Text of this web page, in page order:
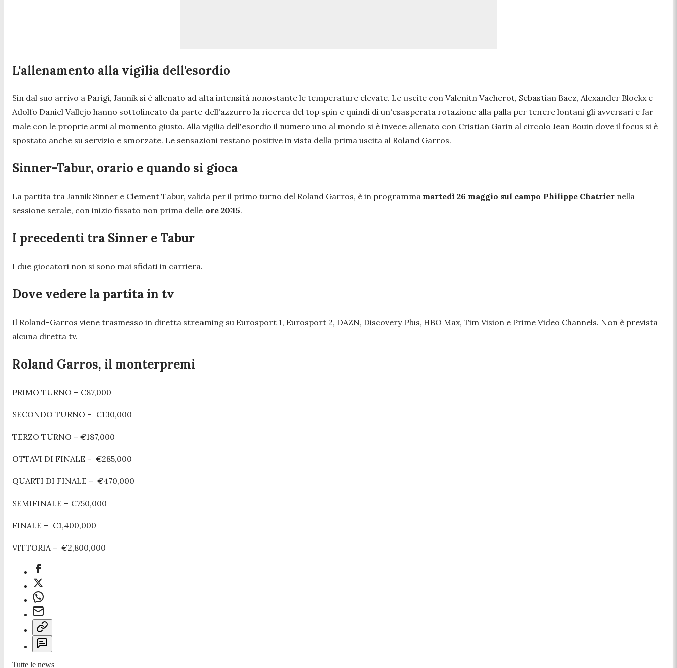
L'allenamento alla vigilia dell'esordio
Sin dal suo arrivo a Parigi, Jannik si è allenato ad alta intensità nonostante le temperature elevate. Le uscite con Valenitn Vacherot, Sebastian Baez, Alexander Blockx e
Adolfo Daniel Vallejo hanno sottolineato da parte dell'azzurro la ricerca del top spin e quindi di un'esasperata rotazione alla palla per tenere lontani gli avversari e far
male con le proprie armi al momento giusto. Alla vigilia dell'esordio il numero uno al mondo si è invece allenato con Cristian Garin al circolo Jean Bouin dove il focus si è
spostato anche su servizio e smorzate. Le sensazioni restano positive in vista della prima uscita al Roland Garros.
Sinner-Tabur, orario e quando si gioca
La partita tra Jannik Sinner e Clement Tabur, valida per il primo turno del Roland Garros, è in programma martedì 26 maggio sul campo Philippe Chatrier nella
sessione serale, con inizio fissato non prima delle ore 20:15.
I precedenti tra Sinner e Tabur
I due giocatori non si sono mai sfidati in carriera.
Dove vedere la partita in tv
Il Roland-Garros viene trasmesso in diretta streaming su Eurosport 1, Eurosport 2, DAZN, Discovery Plus, HBO Max, Tim Vision e Prime Video Channels. Non è prevista
alcuna diretta tv.
Roland Garros, il monterpremi
PRIMO TURNO – €87,000
SECONDO TURNO – €130,000
TERZO TURNO – €187,000
OTTAVI DI FINALE – €285,000
QUARTI DI FINALE – €470,000
SEMIFINALE – €750,000
FINALE – €1,400,000
VITTORIA – €2,800,000
Tutte le news